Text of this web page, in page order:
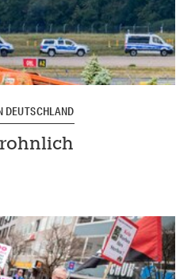
DEUTSCHLAND